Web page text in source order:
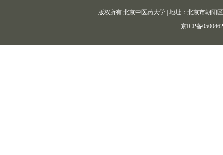
版权所有 北京中医药大学 | 地址：北京市朝阳
京ICP备